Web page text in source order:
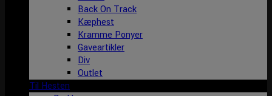
Back On Track
Kæphest
Kramme Ponyer
Gaveartikler
Div
Outlet
Til Hesten